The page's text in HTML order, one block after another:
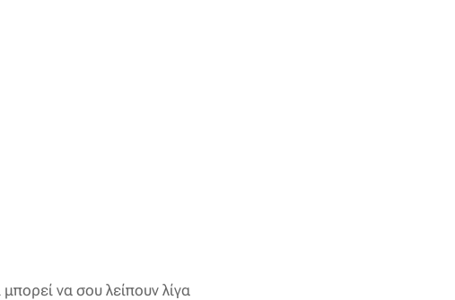
να σου λείπουν λίγα